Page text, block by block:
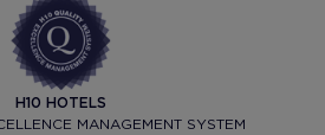
H10 HOTELS
MANAGEMENT SYSTEM